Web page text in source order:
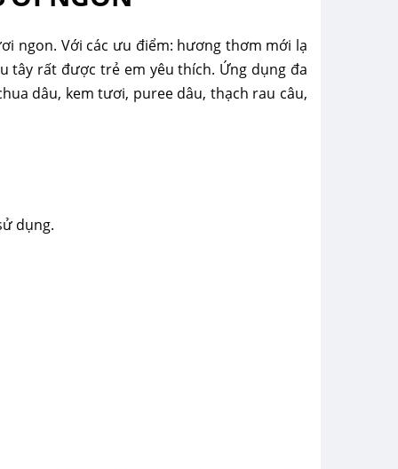
ngon. Với các ưu điểm: hương thơm mới lạ
tây rất được trẻ em yêu thích. Ứng dụng đa
dâu, kem tươi, puree dâu, thạch rau câu,
dụng.